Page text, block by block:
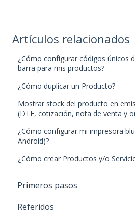
Artículos relacionados
¿Cómo configurar códigos únicos
barra para mis productos?
¿Cómo duplicar un Producto?
Mostrar stock del producto en
(DTE, cotización, nota de venta y
¿Cómo configurar mi impresora
Android)?
¿Cómo crear Productos y/o
Primeros pasos
Paso 1: Nuevos productos
Referidos